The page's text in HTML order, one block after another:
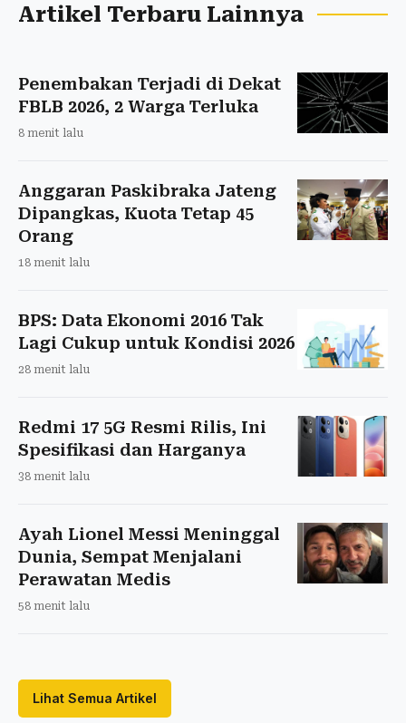
Artikel Terbaru Lainnya
Penembakan Terjadi di Dekat
FBLB 2026, 2 Warga Terluka
8 menit lalu
Anggaran Paskibraka Jateng
Dipangkas, Kuota Tetap 45
Orang
18 menit lalu
BPS: Data Ekonomi 2016 Tak
Lagi Cukup untuk Kondisi 2026
28 menit lalu
Redmi 17 5G Resmi Rilis, Ini
Spesifikasi dan Harganya
38 menit lalu
Ayah Lionel Messi Meninggal
Dunia, Sempat Menjalani
Perawatan Medis
58 menit lalu
Lihat Semua Artikel